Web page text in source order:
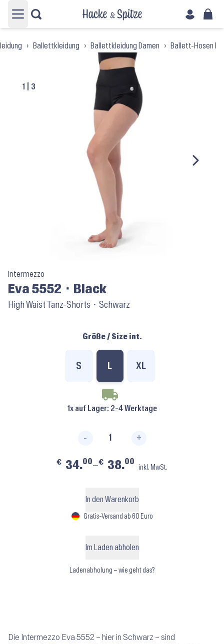
Hauptmenü öffnen
› Ballettkleidung › Ballettkleidung Damen › Ballett-Hosen
1 3
Intermezzo
Eva 5552 ⬝ Black
High Waist Tanz-Shorts ⬝ Schwarz
Größe / Size int.
S L XL
1x auf Lager: 2-4 Werktage
- +
€ 34.00–€ 38.00
inkl. MwSt.
In den Warenkorb
Gratis-Versand ab 60 Euro
Im Laden abholen
Ladenabholung – wie geht das?
Die Intermezzo Eva 5552 – hier in Schwarz – sind